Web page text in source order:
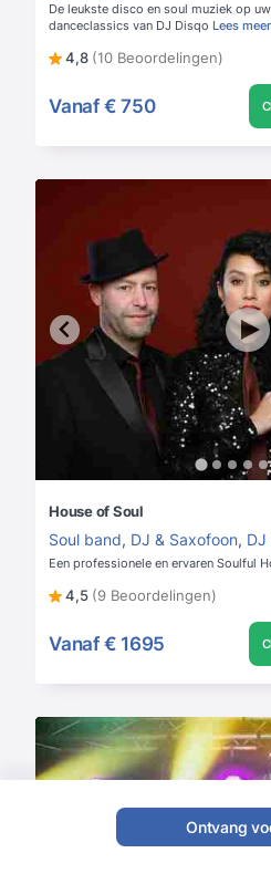
De leukste disco en soul muziek op
danceclassics van DJ Disqo Lees meer
4,8 (10 Beoordelingen)
Vanaf € 750
House of Soul
Soul band, DJ & Saxofoon, DJ
Een professionele en ervaren Soulful
4,5 (9 Beoordelingen)
Vanaf € 1695
Ontvang